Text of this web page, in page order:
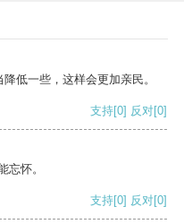
低一些，这样会更加亲民。
支持[0] 反对[0]
忘怀。
支持[0] 反对[0]